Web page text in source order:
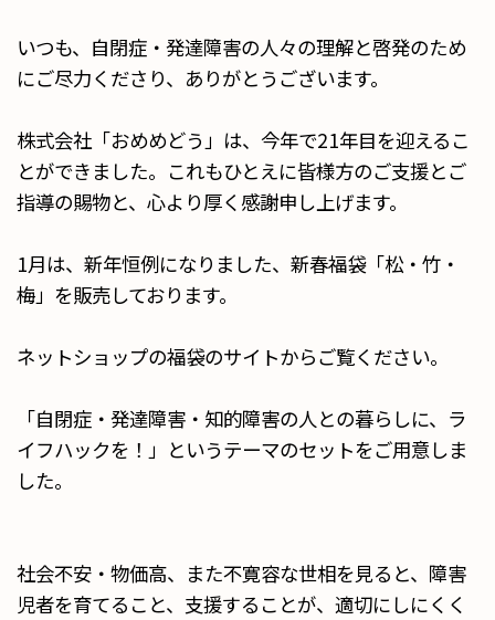
いつも、自閉症・発達障害の人々の理解と啓発のため
にご尽力くださり、ありがとうございます。
株式会社「おめめどう」は、今年で21年目を迎えるこ
とができました。これもひとえに皆様方のご支援とご
指導の賜物と、心より厚く感謝申し上げます。
1月は、新年恒例になりました、新春福袋「松・竹・
梅」を販売しております。
ネットショップの福袋のサイトからご覧ください。
「自閉症・発達障害・知的障害の人との暮らしに、ラ
イフハックを！」というテーマのセットをご用意しま
した。
社会不安・物価高、また不寛容な世相を見ると、障害
児者を育てること、支援することが、適切にしにくく